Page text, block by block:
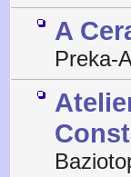
A
Preka-